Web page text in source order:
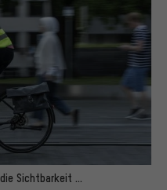
Sichtbarkeit ...